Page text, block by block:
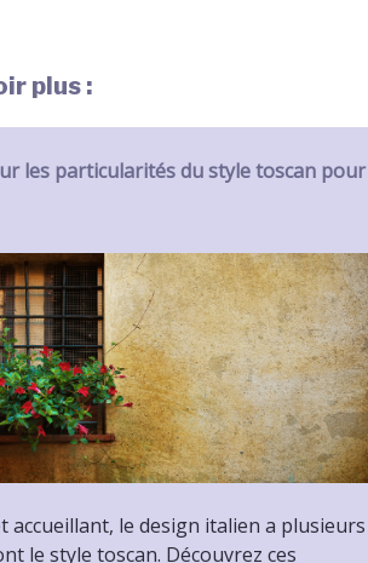
plus :
les particularités du style toscan pour
accueillant, le design italien a plusieurs
le style toscan. Découvrez ces